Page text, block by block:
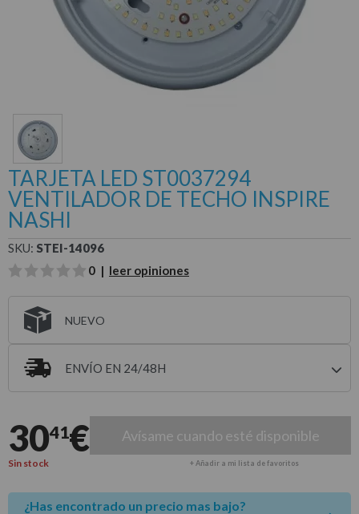
TARJETA LED ST0037294
VENTILADOR DE TECHO INSPIRE
NASHI
SKU: STEI-14096
0 | leer opiniones
NUEVO
ENVÍO EN 24/48H
3041€ Avísame cuando esté disponible
Sin stock + Añadir a mi lista de favoritos
¿Has encontrado un precio mas bajo?